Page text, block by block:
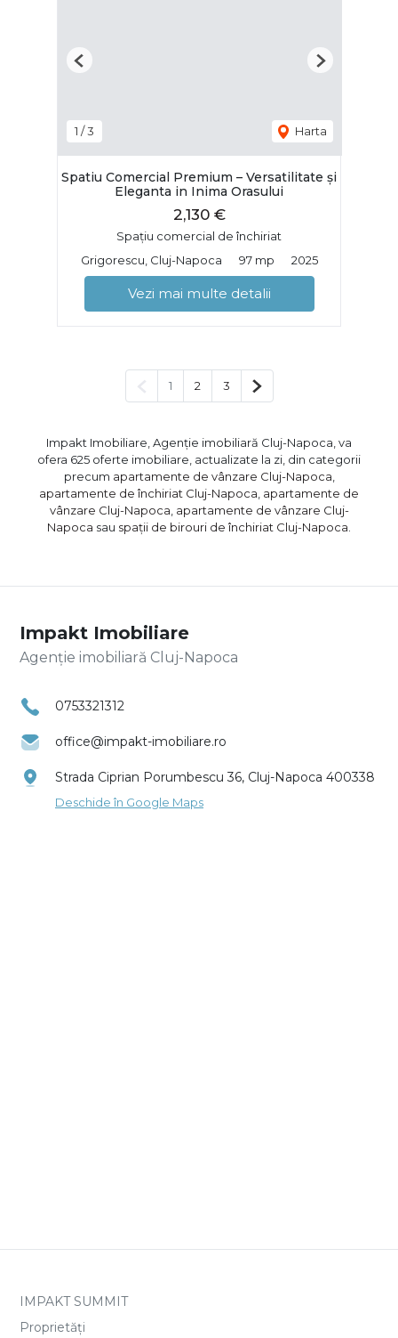
1 /3 Harta
Previous Next
Spatiu Comercial Premium – Versatilitate și
Eleganta in Inima Orasului
2,130 €
Spațiu comercial de închiriat
Grigorescu, Cluj-Napoca
97 mp 2025
Vezi mai multe detalii
Pagina anterioară
1 2 3 Pagina următoare
Impakt Imobiliare, Agenție imobiliară Cluj-Napoca, va
ofera 625 oferte imobiliare, actualizate la zi, din categorii
precum apartamente de vânzare Cluj-Napoca
apartamente de închiriat Cluj-Napoca apartamente de
vânzare Cluj-Napoca apartamente de vânzare Cluj-
Napoca sau spații de birouri de închiriat Cluj-Napoca
Impakt Imobiliare
Agenție imobiliară Cluj-Napoca
0753321312
office@impakt-imobiliare.ro
Strada Ciprian Porumbescu 36, Cluj-Napoca 400338
Deschide în Google Maps
IMPAKT SUMMIT
Proprietăți